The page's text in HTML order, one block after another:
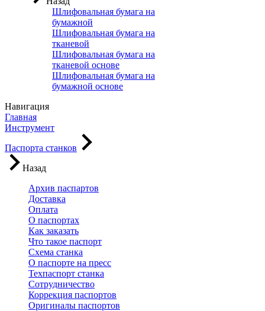
Шлифовальная бумага на
бумажной
Шлифовальная бумага на
тканевой
Шлифовальная бумага на
тканевой основе
Шлифовальная бумага на
бумажной основе
Навигация
Главная
Инструмент
Паспорта станков
Назад
Архив паспартов
Доставка
Оплата
О паспортах
Как заказать
Что такое паспорт
Схема станка
О паспорте на пресс
Техпаспорт станка
Сотрудничество
Коррекция паспортов
Оригиналы паспортов